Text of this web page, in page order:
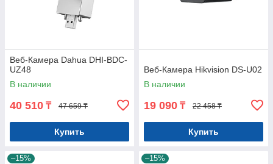
Веб-Камера Dahua DHI-BDC-
UZ48
В наличии
40 510 ₸ 47 659 ₸
Купить
Веб-Камера Hikvision DS-U02
В наличии
19 090 ₸ 22 458 ₸
Купить
–15% –15%